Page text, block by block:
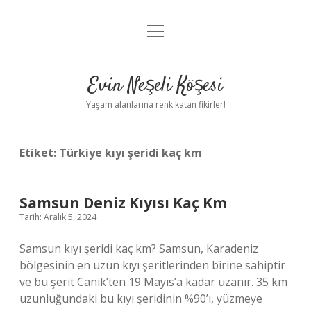
Anasayfa
Yasal Uyarı
menüyü
Evin Neşeli Köşesi
Yaşam alanlarına renk katan fikirler!
Etiket: Türkiye kıyı şeridi kaç km
Samsun Deniz Kıyısı Kaç Km
Tarih: Aralık 5, 2024
Samsun kıyı şeridi kaç km? Samsun, Karadeniz
bölgesinin en uzun kıyı şeritlerinden birine sahiptir
ve bu şerit Canik’ten 19 Mayıs’a kadar uzanır. 35 km
uzunluğundaki bu kıyı şeridinin %90’ı, yüzmeye